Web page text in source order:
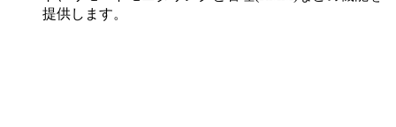
提供します。